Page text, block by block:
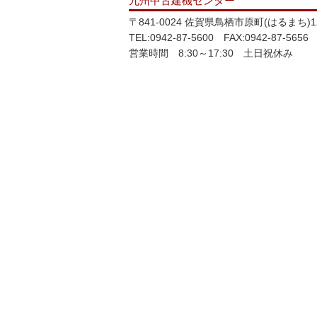
〒841-0024 佐賀県鳥栖市原町(はるまち
TEL:0942-87-5600 FAX:0942-87-5656
営業時間 8:30～17:30 土日祝休み